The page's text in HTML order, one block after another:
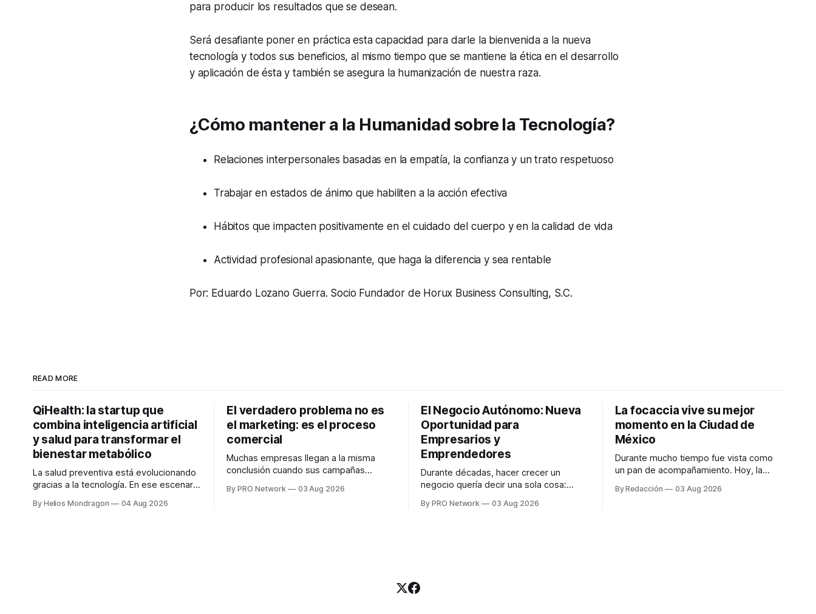
para producir los resultados que se desean.
Será desafiante poner en práctica esta capacidad para darle la bienvenida a la nueva
tecnología y todos sus beneficios, al mismo tiempo que se mantiene la ética en el desarrollo
y aplicación de ésta y también se asegura la humanización de nuestra raza.
¿Cómo mantener a la Humanidad sobre la Tecnología?
Relaciones interpersonales basadas en la empatía, la confianza y un trato respetuoso
Trabajar en estados de ánimo que habiliten a la acción efectiva
Hábitos que impacten positivamente en el cuidado del cuerpo y en la calidad de vida
Actividad profesional apasionante, que haga la diferencia y sea rentable
Por: Eduardo Lozano Guerra. Socio Fundador de Horux Business Consulting, S.C.
READ MORE
QiHealth: la startup que
combina inteligencia artificial
y salud para transformar el
bienestar metabólico
La salud preventiva está evolucionando
gracias a la tecnología. En ese escenario
desarrolla un ecosistema digital capaz
By Helios Mondragon 04 Aug 2026
El verdadero problema no es
el marketing: es el proceso
comercial
Muchas empresas llegan a la misma
conclusión cuando sus campañas
marketing no funciona". Sin embargo,
By PRO Network 03 Aug 2026
El Negocio Autónomo: Nueva
Oportunidad para
Empresarios y
Emprendedores
Durante décadas, hacer crecer un
negocio quería decir una sola cosa:
anuncios, un especialista en marketing
By PRO Network 03 Aug 2026
La focaccia vive su mejor
momento en la Ciudad de
México
Durante mucho tiempo fue vista como
un pan de acompañamiento. Hoy, la
platillos favoritos de quienes buscan
By Redacción 03 Aug 2026